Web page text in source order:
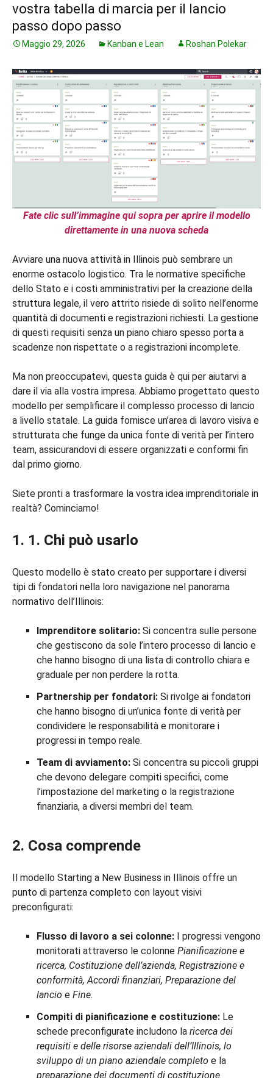
vostra tabella di marcia per il lancio
passo dopo passo
Maggio 29, 2026 Kanban e Lean Roshan Polekar
Fate clic sull’immagine qui sopra per aprire il modello
direttamente in una nuova scheda
Avviare una nuova attività in Illinois può sembrare un
enorme ostacolo logistico. Tra le normative specifiche
dello Stato e i costi amministrativi per la creazione della
struttura legale, il vero attrito risiede di solito nell’enorme
quantità di documenti e registrazioni richiesti. La gestione
di questi requisiti senza un piano chiaro spesso porta a
scadenze non rispettate o a registrazioni incomplete.
Ma non preoccupatevi, questa guida è qui per aiutarvi a
dare il via alla vostra impresa. Abbiamo progettato questo
modello per semplificare il complesso processo di lancio
a livello statale. La guida fornisce un’area di lavoro visiva e
strutturata che funge da unica fonte di verità per l’intero
team, assicurandovi di essere organizzati e conformi fin
dal primo giorno.
Siete pronti a trasformare la vostra idea imprenditoriale in
realtà? Cominciamo!
1. 1. Chi può usarlo
Questo modello è stato creato per supportare i diversi
tipi di fondatori nella loro navigazione nel panorama
normativo dell’Illinois:
Imprenditore solitario: Si concentra sulle persone
che gestiscono da sole l’intero processo di lancio e
che hanno bisogno di una lista di controllo chiara e
graduale per non perdere la rotta.
Partnership per fondatori: Si rivolge ai fondatori
che hanno bisogno di un’unica fonte di verità per
condividere le responsabilità e monitorare i
progressi in tempo reale.
Team di avviamento: Si concentra su piccoli gruppi
che devono delegare compiti specifici, come
l’impostazione del marketing o la registrazione
finanziaria, a diversi membri del team.
2. Cosa comprende
Il modello Starting a New Business in Illinois offre un
punto di partenza completo con layout visivi
preconfigurati:
Flusso di lavoro a sei colonne: I progressi vengono
monitorati attraverso le colonne Pianificazione e
ricerca, Costituzione dell’azienda, Registrazione e
conformità, Accordi finanziari, Preparazione del
lancio e Fine.
Compiti di pianificazione e costituzione: Le
schede preconfigurate includono la ricerca dei
requisiti e delle risorse aziendali dell’Illinois, lo
sviluppo di un piano aziendale completo e la
preparazione dei documenti di costituzione.